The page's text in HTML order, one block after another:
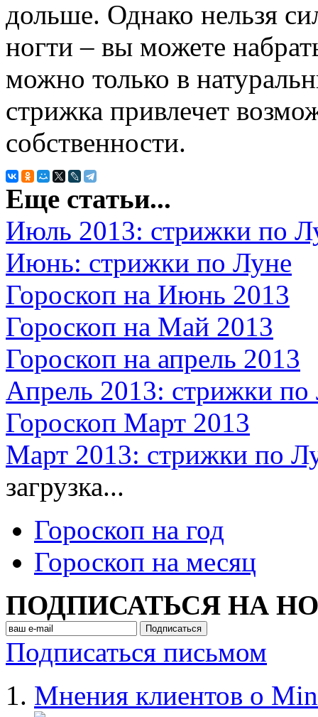
дольше. Однако нельзя
ногти – вы можете
можно только в
стрижка привлечет
собственности.
Еще статьи...
Июль 2013: стрижки по
Июнь: стрижки по Луне
Гороскоп на Июнь 2013
Гороскоп на Май 2013
Гороскоп на апрель 2013
Апрель 2013: стрижки по
Гороскоп Март 2013
Март 2013: стрижки по
загрузка...
Гороскоп на год
Гороскоп на месяц
ПОДПИСАТЬСЯ НА
Подписаться письмом
Мнения клиентов о